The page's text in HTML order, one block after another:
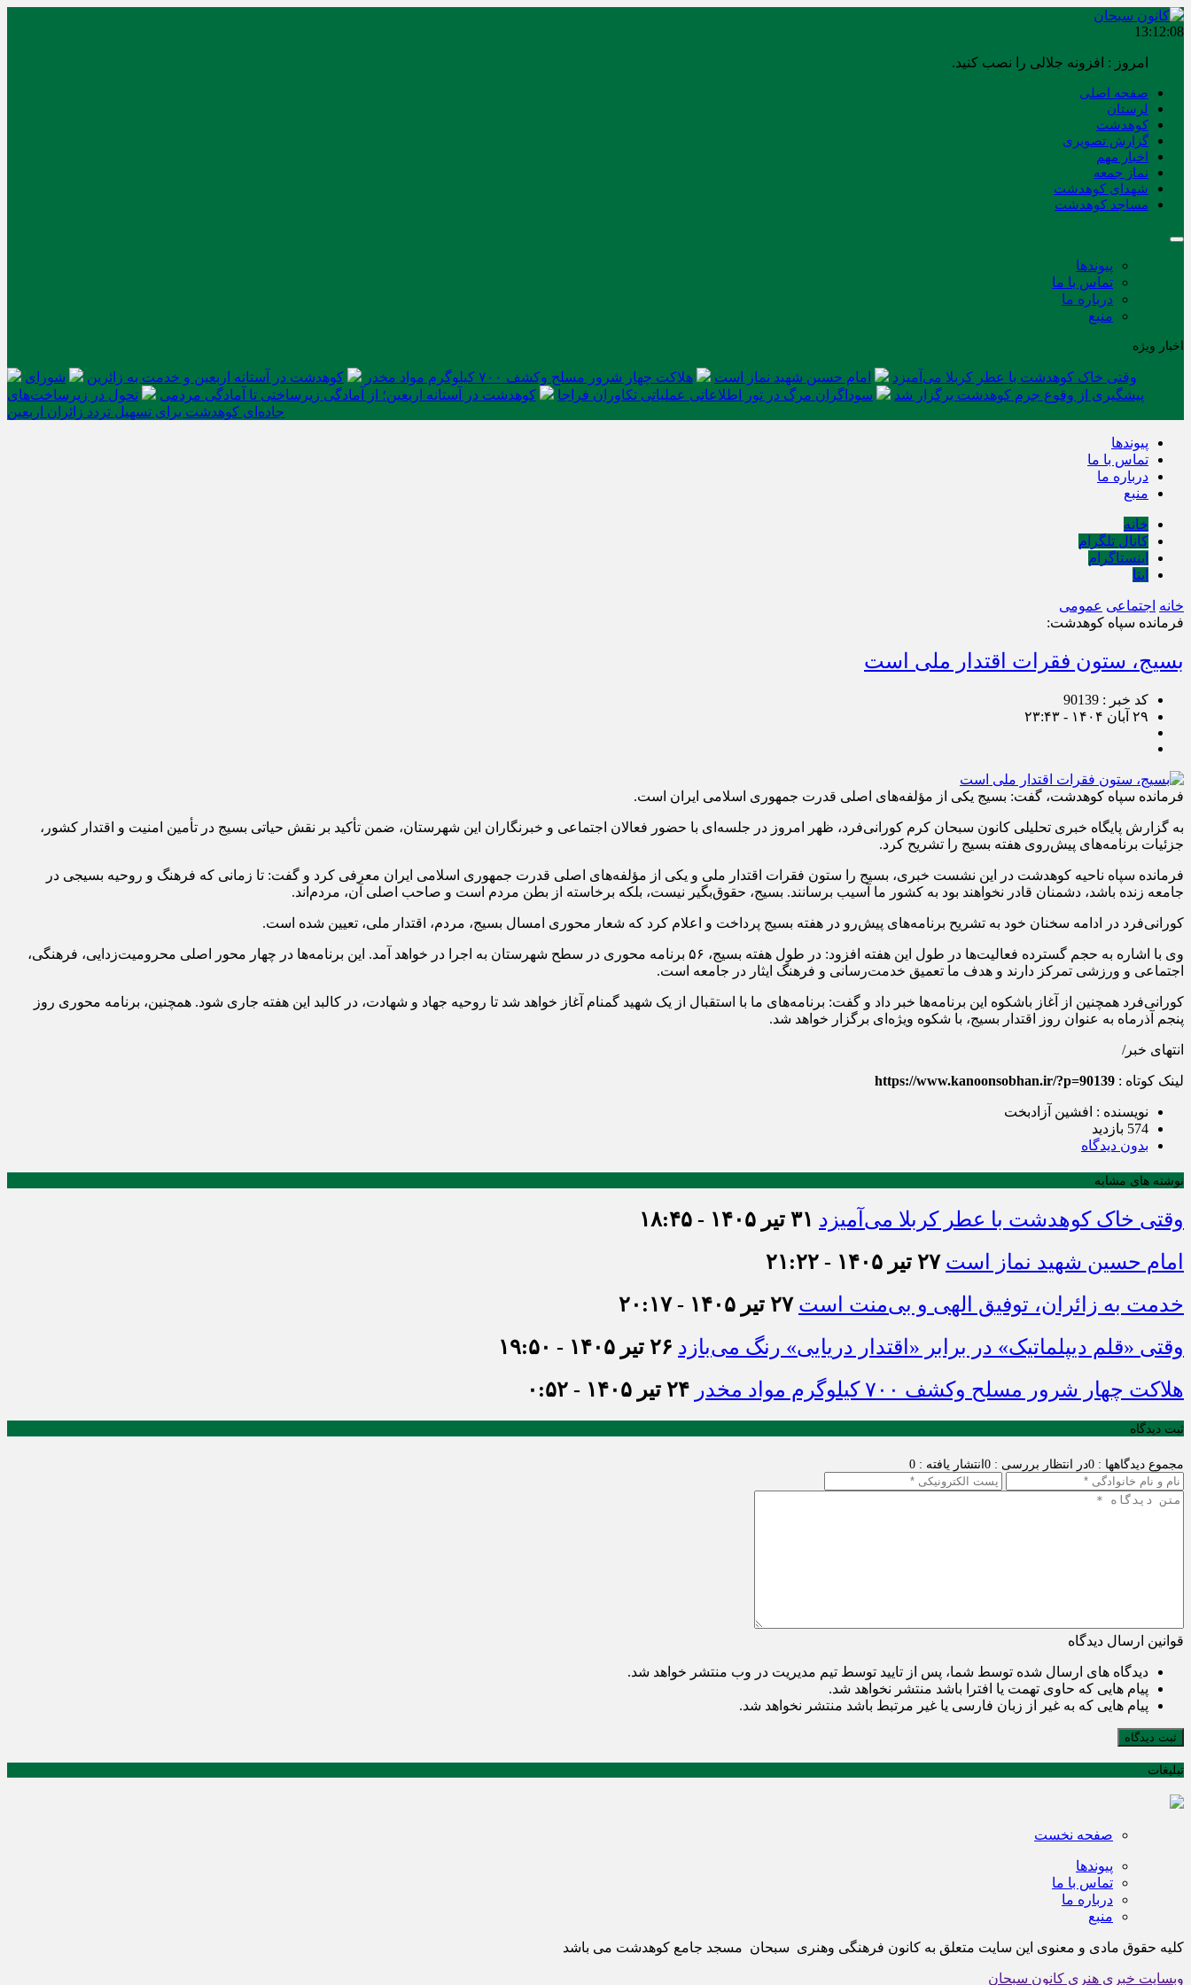
13:12:09
امروز : افزونه جلالی را نصب کنید.
صفحه اصلی
لرستان
کوهدشت
گزارش تصویری
اخبار مهم
نماز جمعه
شهدای کوهدشت
مساجد کوهدشت
پیوندها
تماس با ما
درباره ما
منبع
اخبار ویژه
وقتی خاک کوهدشت با عطر کربلا می‌آمیزد امام حسین شهید نماز است هلاکت چهار شرور مسلح وکشف ۷۰۰ کیلوگرم مواد مخدر کوهدشت در آستانه اربعین و خدمت‌ به زائرین
شورای
پیشگیری از وقوع جرم کوهدشت برگزار شد
سوداگران مرگ در تور اطلاعاتی عملیاتی تکاوران فراجا کوهدشت در آستانه اربعین؛ از آمادگی زیرساختی تا آمادگی مردمی
تحول در زیرساخت‌های
جاده‌ای کوهدشت برای تسهیل تردد زائران اربعین
پیوندها
تماس با ما
درباره ما
منبع
خانه
کانال تلگرام
اینستاگرام
ایتا
خانه اجتماعی عمومی
فرمانده سپاه کوهدشت:
بسیج، ستون فقرات اقتدار ملی است
کد خبر : 90139
۲۹ آبان ۱۴۰۴ - ۲۳:۴۳
فرمانده سپاه کوهدشت، گفت: بسیج یکی از مؤلفه‌های اصلی قدرت جمهوری اسلامی ایران است.
به گزارش پایگاه خبری تحلیلی کانون سبحان کرم کورانی‌فرد، ظهر امروز در جلسه‌ای با حضور فعالان اجتماعی و خبرنگاران این شهرستان، ضمن تأکید بر نقش حیاتی بسیج در تأمین امنیت و اقتدار کشور،
جزئیات برنامه‌های پیش‌روی هفته بسیج را تشریح کرد.
فرمانده سپاه ناحیه کوهدشت در این نشست خبری، بسیج را ستون فقرات اقتدار ملی و یکی از مؤلفه‌های اصلی قدرت جمهوری اسلامی ایران معرفی کرد و گفت: تا زمانی که فرهنگ و روحیه بسیجی در
جامعه زنده باشد، دشمنان قادر نخواهند بود به کشور ما آسیب برسانند. بسیج، حقوق‌بگیر نیست، بلکه برخاسته از بطن مردم است و صاحب اصلی آن، مردم‌اند.
کورانی‌فرد در ادامه سخنان خود به تشریح برنامه‌های پیش‌رو در هفته بسیج پرداخت و اعلام کرد که شعار محوری امسال بسیج، مردم، اقتدار ملی، تعیین شده است.
وی با اشاره به حجم گسترده فعالیت‌ها در طول این هفته افزود: در طول هفته بسیج، ۵۶ برنامه محوری در سطح شهرستان به اجرا در خواهد آمد. این برنامه‌ها در چهار محور اصلی محرومیت‌زدایی، فرهنگی،
اجتماعی و ورزشی تمرکز دارند و هدف ما تعمیق خدمت‌رسانی و فرهنگ ایثار در جامعه است.
کورانی‌فرد همچنین از آغاز باشکوه این برنامه‌ها خبر داد و گفت: برنامه‌های ما با استقبال از یک شهید گمنام آغاز خواهد شد تا روحیه جهاد و شهادت، در کالبد این هفته جاری شود. همچنین، برنامه محوری روز
پنجم آذرماه به عنوان روز اقتدار بسیج، با شکوه ویژه‌ای برگزار خواهد شد.
انتهای خبر/
لینک کوتاه : https://www.kanoonsobhan.ir/?p=90139
نویسنده : افشین آزادبخت
574 بازدید
بدون دیدگاه
نوشته های مشابه
وقتی خاک کوهدشت با عطر کربلا می‌آمیزد ۳۱ تیر ۱۴۰۵ - ۱۸:۴۵
امام حسین شهید نماز است ۲۷ تیر ۱۴۰۵ - ۲۱:۲۲
خدمت به زائران، توفیق الهی و بی‌منت است ۲۷ تیر ۱۴۰۵ - ۲۰:۱۷
وقتی «قلم دیپلماتیک» در برابر «اقتدار دریایی» رنگ می‌بازد ۲۶ تیر ۱۴۰۵ - ۱۹:۵۰
هلاکت چهار شرور مسلح وکشف ۷۰۰ کیلوگرم مواد مخدر
۲۴ تیر ۱۴۰۵ - ۰:۵۲
ثبت دیدگاه
مجموع دیدگاهها : 0 در انتظار بررسی : 0 انتشار یافته : 0
قوانین ارسال دیدگاه
دیدگاه های ارسال شده توسط شما، پس از تایید توسط تیم مدیریت در وب منتشر خواهد شد.
پیام هایی که حاوی تهمت یا افترا باشد منتشر نخواهد شد.
پیام هایی که به غیر از زبان فارسی یا غیر مرتبط باشد منتشر نخواهد شد.
ثبت دیدگاه
تبلیغات
صفحه نخست
پیوندها
تماس با ما
درباره ما
منبع
کلیه حقوق مادی و معنوی این سایت متعلق به کانون فرهنگی وهنری سبحان مسجد جامع کوهدشت می باشد
وبسایت خبری هنری کانون سبحان